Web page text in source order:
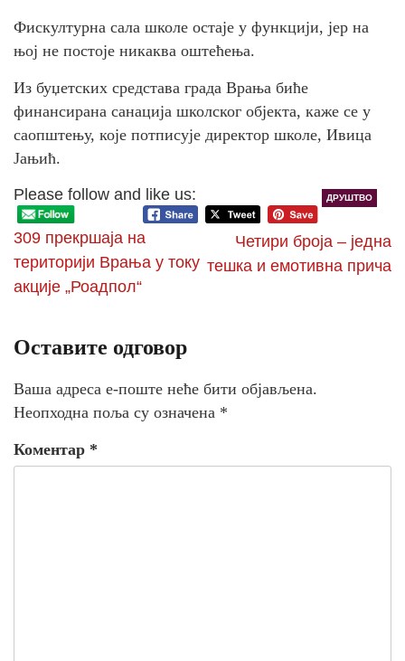
Фискултурна сала школе остаје у функцији, јер на
њој не постоје никаква оштећења.
Из буџетских средстава града Врања биће
финансирана санација школског објекта, каже се у
саопштењу, које потписује директор школе, Ивица
Јањић.
Please follow and like us:
ДРУШТВО
309 прекршаја на
територији Врања у току
акције „Роадпол“
Четири броја – једна
тешка и емотивна прича
Оставите одговор
Ваша адреса е-поште неће бити објављена.
Неопходна поља су означена *
Коментар *